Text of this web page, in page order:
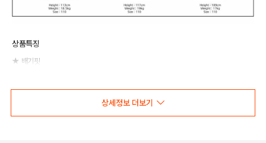
상품특징
★ 배기핏
상세정보 더보기